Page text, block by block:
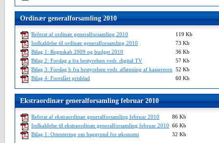
Ordinær generalforsamling 2010
Referat af ordinær generalforsamling 2010
119 Kb
Indkaldelse til ordinær generalforsamling 2010
73 Kb
Bilag 1: Regnskab 2009 og budget 2010
36 Kb
Bilag 2: Forslag a fra bestyrelsen vedr. digital TV
57 Kb
Bilag 3: Forslag b fra bestyrelsen vedr. aflønning af kassereren 52 Kb
Bilag 4: Foreslået prisblad
60 Kb
Ekstraordinær generalforsamling februar 2010
Referat af ekstraordinær generalforsamling februar 2010
86 Kb
Indkaldelse til ekstraordinær generalforsamling februar 2010 66 Kb
Bilag 1: Orientering om baggrund for økonomi
32 Kb